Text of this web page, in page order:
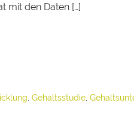
mit den Daten […]
Gehaltsstudie